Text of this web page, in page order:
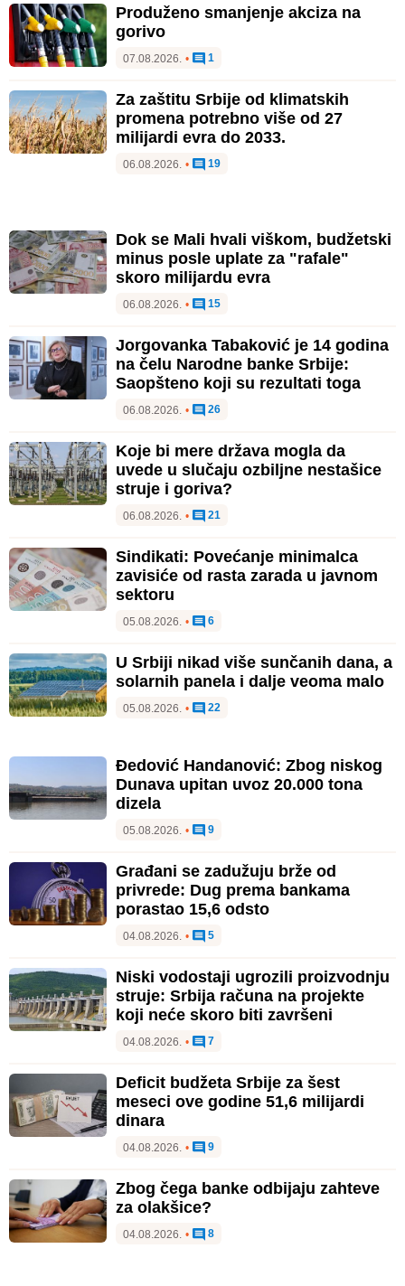
Produženo smanjenje akciza na
gorivo
07.08.2026. • 1
Za zaštitu Srbije od klimatskih
promena potrebno više od 27
milijardi evra do 2033.
06.08.2026. • 19
Dok se Mali hvali viškom, budžetski
minus posle uplate za "rafale"
skoro milijardu evra
06.08.2026. • 15
Jorgovanka Tabaković je 14 godina
na čelu Narodne banke Srbije:
Saopšteno koji su rezultati toga
06.08.2026. • 26
Koje bi mere država mogla da
uvede u slučaju ozbiljne nestašice
struje i goriva?
06.08.2026. • 21
Sindikati: Povećanje minimalca
zavisiće od rasta zarada u javnom
sektoru
05.08.2026. • 6
U Srbiji nikad više sunčanih dana, a
solarnih panela i dalje veoma malo
05.08.2026. • 22
Đedović Handanović: Zbog niskog
Dunava upitan uvoz 20.000 tona
dizela
05.08.2026. • 9
Građani se zadužuju brže od
privrede: Dug prema bankama
porastao 15,6 odsto
04.08.2026. • 5
Niski vodostaji ugrozili proizvodnju
struje: Srbija računa na projekte
koji neće skoro biti završeni
04.08.2026. • 7
Deficit budžeta Srbije za šest
meseci ove godine 51,6 milijardi
dinara
04.08.2026. • 9
Zbog čega banke odbijaju zahteve
za olakšice?
04.08.2026. • 8